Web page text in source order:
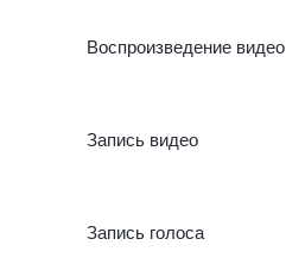
Воспроизведение видео
Запись видео
Запись голоса